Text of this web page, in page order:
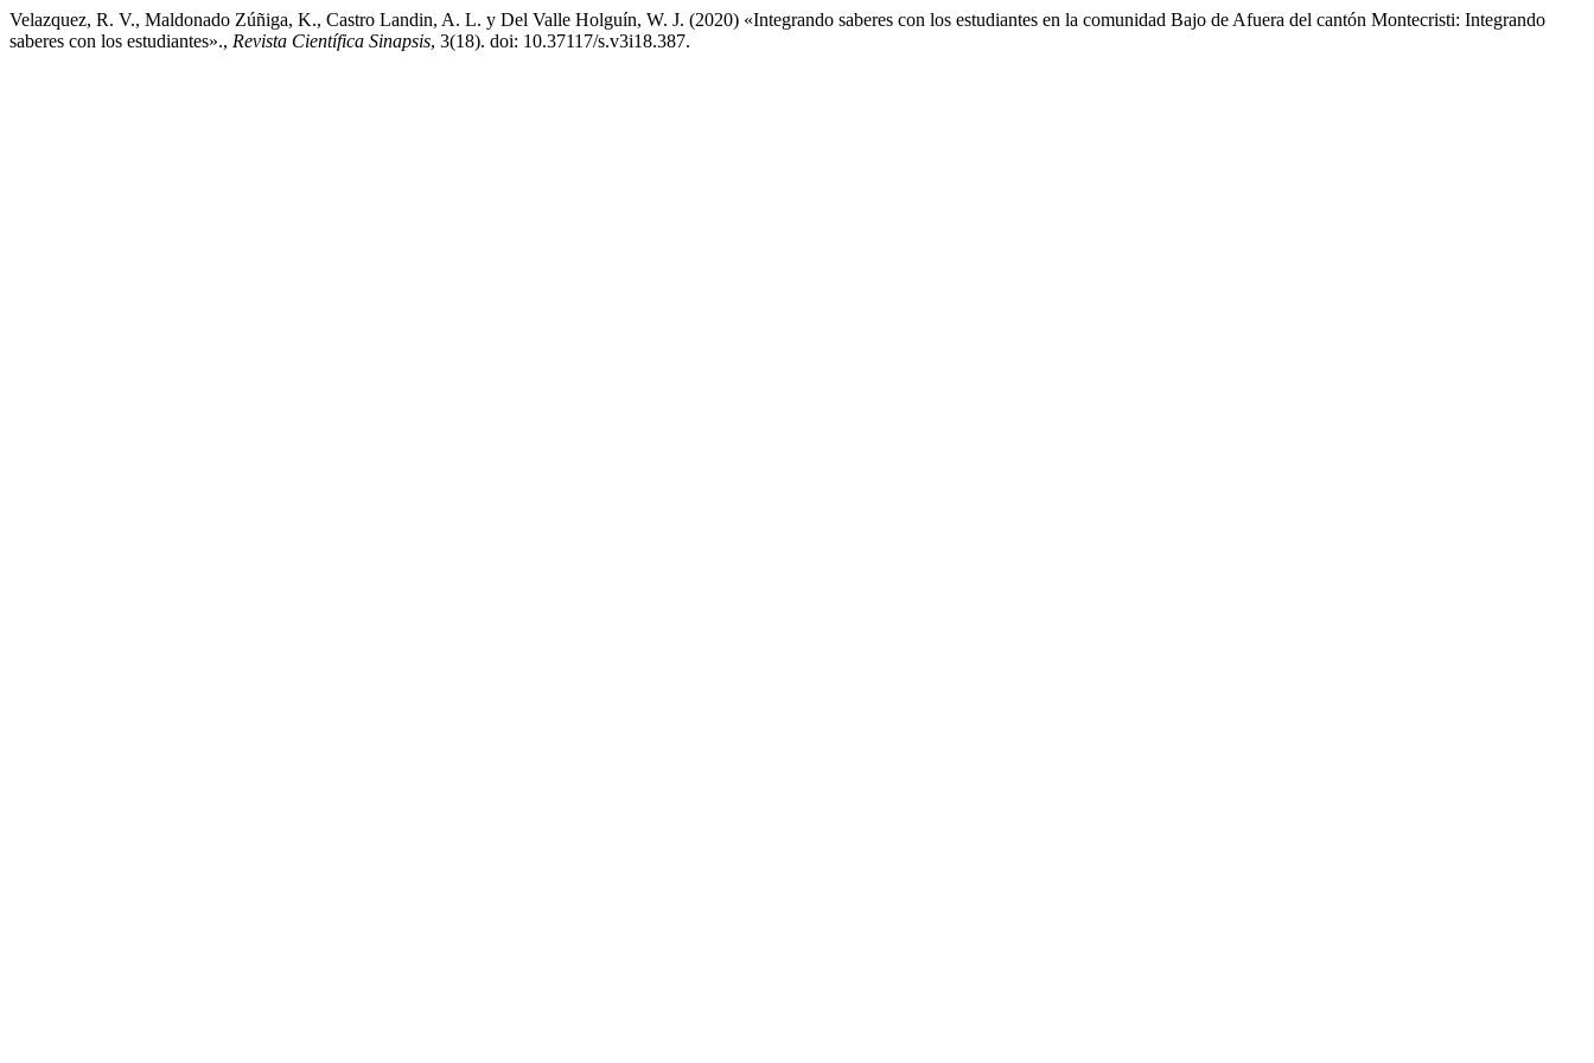
Velazquez, R. V., Maldonado Zúñiga, K., Castro Landin, A. L. y Del Valle Holguín, W. J. (2020) «Integrando saberes con los estudiantes en la comunidad Bajo de Afuera del cantón Montecristi: Integrando
saberes con los estudiantes»., Revista Científica Sinapsis, 3(18). doi: 10.37117/s.v3i18.387.